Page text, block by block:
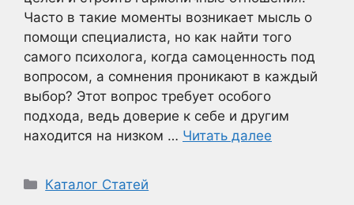
Часто в такие моменты возникает мысль о
помощи специалиста, но как найти того
самого психолога, когда самоценность под
вопросом, а сомнения проникают в каждый
выбор? Этот вопрос требует особого
подхода, ведь доверие к себе и другим
находится на низком … Читать далее
Рубрики
Каталог Статей